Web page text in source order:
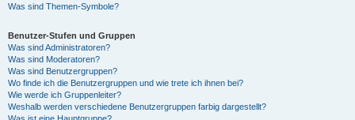
Was sind Themen-Symbole?
Benutzer-Stufen und Gruppen
Was sind Administratoren?
Was sind Moderatoren?
Was sind Benutzergruppen?
Wo finde ich die Benutzergruppen und wie trete ich ihnen bei?
Wie werde ich Gruppenleiter?
Weshalb werden verschiedene Benutzergruppen farbig dargestellt?